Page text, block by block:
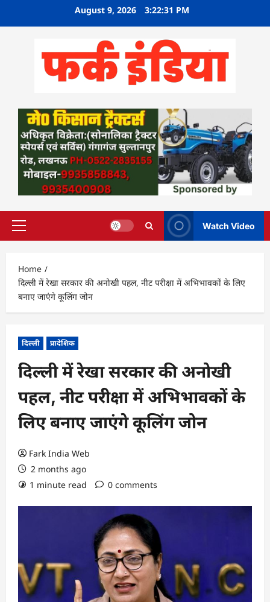
August 9, 2026 3:22:33 PM
Primary
Watch Video
Home
दिल्ली में रेखा सरकार की अनोखी पहल, नीट परीक्षा में अभिभावकों के लिए
बनाए जाएंगे कूलिंग जोन
दिल्ली प्रादेशिक
दिल्ली में रेखा सरकार की अनोखी
पहल, नीट परीक्षा में अभिभावकों के
लिए बनाए जाएंगे कूलिंग जोन
Fark India Web
2 months ago
1 minute read
0 comments